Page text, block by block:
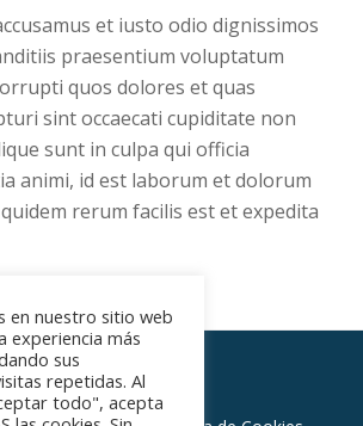
et iusto odio dignissimos
praesentium voluptatum
quos dolores et quas
sint occaecati cupiditate non
sunt in culpa qui officia
animi, id est laborum et dolorum
rerum facilis est et expedita
Centro Médico Vinalopó
en nuestro sitio web
experiencia más
sus
repetidas. Al
todo", acepta